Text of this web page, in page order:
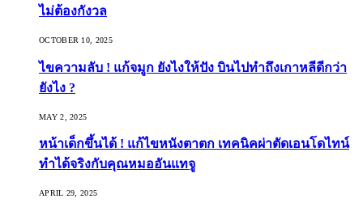
ไม่ต้องกังวล
OCTOBER 10, 2025
ไขความลับ ! แก้จมูก ยังไงให้ปัง บินไปทำถึงเกาหลีดีกว่า
ยังไง ?
MAY 2, 2025
หน้าเด็กขึ้นได้ ! แก้ไขหนังตาตก เทคนิคผ่าตัดเอนโดไทน์
ทำได้จริงกับคุณหมออันแทจู
APRIL 29, 2025